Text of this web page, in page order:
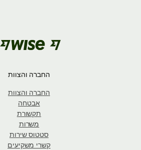
החברה והצוות
החברה והצוות
אבטחה
תקשורת
משרות
סטטוס שירות
קשרי משקיעים